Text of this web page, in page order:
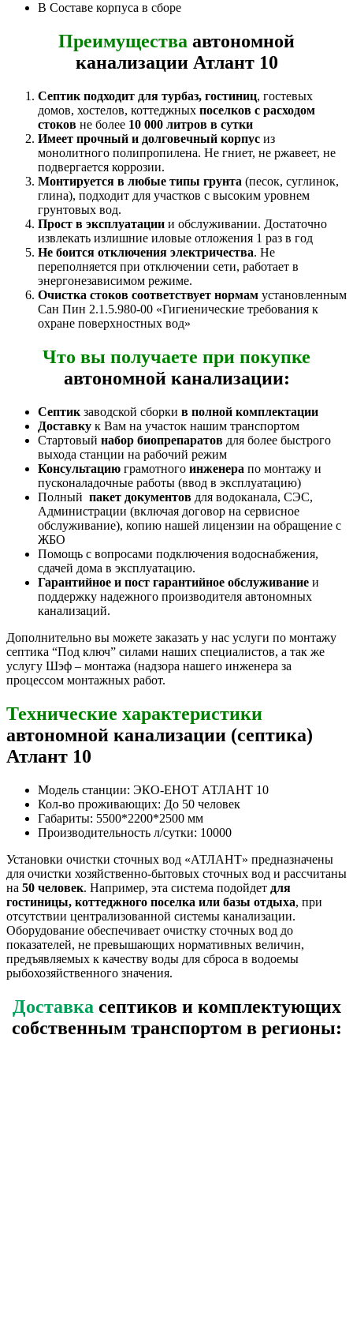
В Составе корпуса в сборе
Преимущества автономной
канализации Атлант 10
Септик подходит для турбаз, гостиниц, гостевых
домов, хостелов, коттеджных поселков с расходом
стоков не более 10 000 литров в сутки
Имеет прочный и долговечный корпус из
монолитного полипропилена. Не гниет, не ржавеет, не
подвергается коррозии.
Монтируется в любые типы грунта (песок, суглинок,
глина), подходит для участков с высоким уровнем
грунтовых вод.
Прост в эксплуатации и обслуживании. Достаточно
извлекать излишние иловые отложения 1 раз в год
Не боится отключения электричества. Не
переполняется при отключении сети, работает в
энергонезависимом режиме.
Очистка стоков соответствует нормам установленным
Сан Пин 2.1.5.980-00 «Гигиенические требования к
охране поверхностных вод»
Что вы получаете при покупке
автономной канализации:
Септик заводской сборки в полной комплектации
Доставку к Вам на участок нашим транспортом
Стартовый набор биопрепаратов для более быстрого
выхода станции на рабочий режим
Консультацию грамотного инженера по монтажу и
пусконаладочные работы (ввод в эксплуатацию)
Полный пакет документов для водоканала, СЭС,
Администрации (включая договор на сервисное
обслуживание), копию нашей лицензии на обращение с
ЖБО
Помощь с вопросами подключения водоснабжения,
сдачей дома в эксплуатацию.
Гарантийное и пост гарантийное обслуживание и
поддержку надежного производителя автономных
канализаций.
Дополнительно вы можете заказать у нас услуги по монтажу
септика “Под ключ” силами наших специалистов, а так же
услугу Шэф – монтажа (надзора нашего инженера за
процессом монтажных работ.
Технические характеристики
автономной канализации (септика)
Атлант 10
Модель станции: ЭКО-ЕНОТ АТЛАНТ 10
Кол-во проживающих: До 50 человек
Габариты: 5500*2200*2500 мм
Производительность л/сутки: 10000
Установки очистки сточных вод «АТЛАНТ» предназначены
для очистки хозяйственно-бытовых сточных вод и рассчитаны
на 50 человек. Например, эта система подойдет для
гостиницы, коттеджного поселка или базы отдыха, при
отсутствии централизованной системы канализации.
Оборудование обеспечивает очистку сточных вод до
показателей, не превышающих нормативных величин,
предъявляемых к качеству воды для сброса в водоемы
рыбохозяйственного значения.
Доставка септиков и комплектующих
собственным транспортом в регионы: